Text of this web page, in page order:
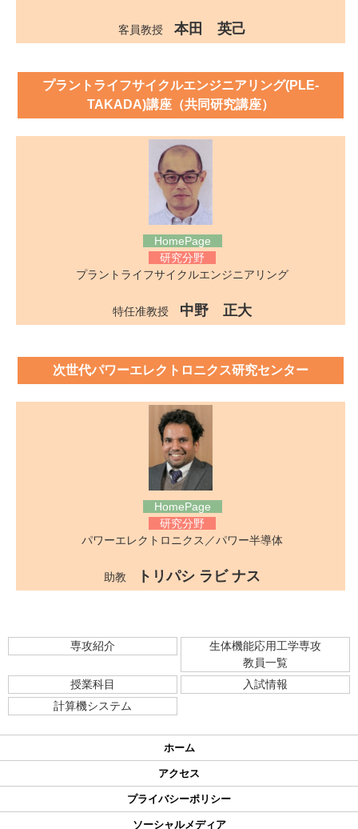
客員教授 本田 英己
プラントライフサイクルエンジニアリング(PLE-
TAKADA)講座（共同研究講座）
HomePage
研究分野
プラントライフサイクルエンジニアリング
特任准教授 中野 正大
次世代パワーエレクトロニクス研究センター
HomePage
研究分野
パワーエレクトロニクス／パワー半導体
助教 トリパシ ラビ ナス
専攻紹介
生体機能応用工学専攻
教員一覧
授業科目
入試情報
計算機システム
ホーム
アクセス
プライバシーポリシー
ソーシャルメディア